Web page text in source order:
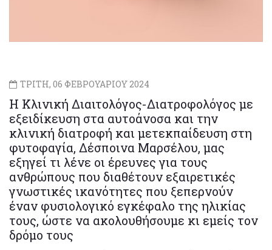
ΤΡΙΤΗ, 06 ΦΕΒΡΟΥΑΡΙΟΥ 2024
Η Κλινική Διαιτολόγος-Διατροφολόγος με
εξειδίκευση στα αυτοάνοσα και την
κλινική διατροφή και μετεκπαίδευση στη
φυτοφαγία, Δέσποινα Μαρσέλου, μας
εξηγεί τι λένε οι έρευνες για τους
ανθρώπους που διαθέτουν εξαιρετικές
γνωστικές ικανότητες που ξεπερνούν
έναν φυσιολογικό εγκέφαλο της ηλικίας
τους, ώστε να ακολουθήσουμε κι εμείς τον
δρόμο τους